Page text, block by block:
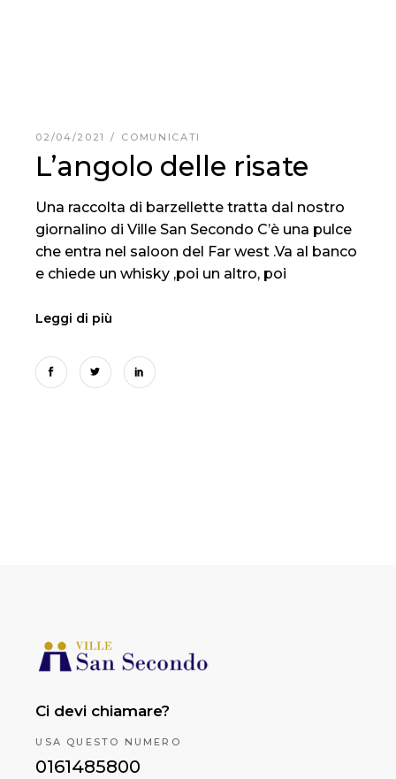
02/04/2021 COMUNICATI
L’angolo delle risate
Una raccolta di barzellette tratta dal nostro
giornalino di Ville San Secondo C’è una pulce
che entra nel saloon del Far west .Va al banco
e chiede un whisky ,poi un altro, poi
Leggi di più
Ci devi chiamare?
USA QUESTO NUMERO
0161485800